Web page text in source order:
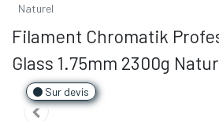
Naturel
Filament Chromatik
Glass 1.75mm 2300g
Sur devis